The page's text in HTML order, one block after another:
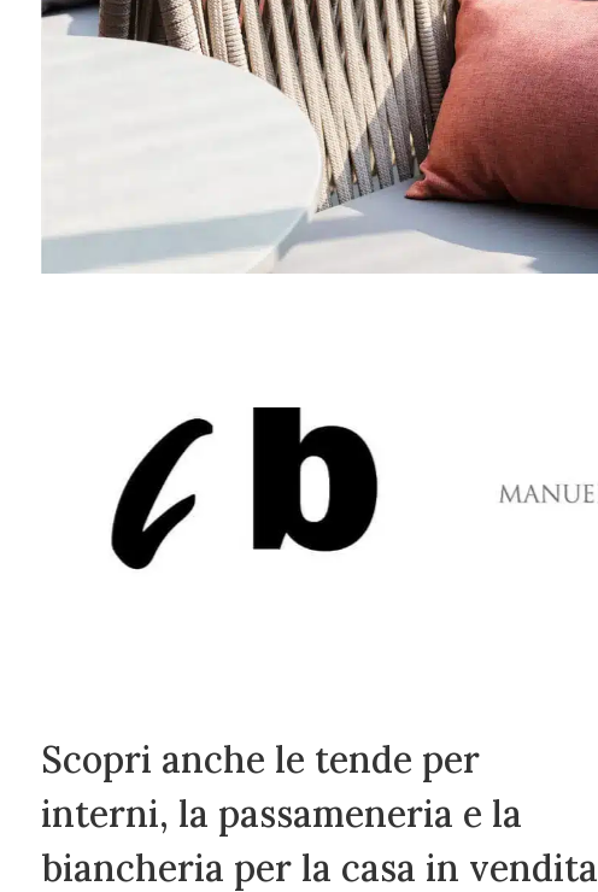
Scopri anche le tende per
interni, la passameneria e la
biancheria per la casa in vendita